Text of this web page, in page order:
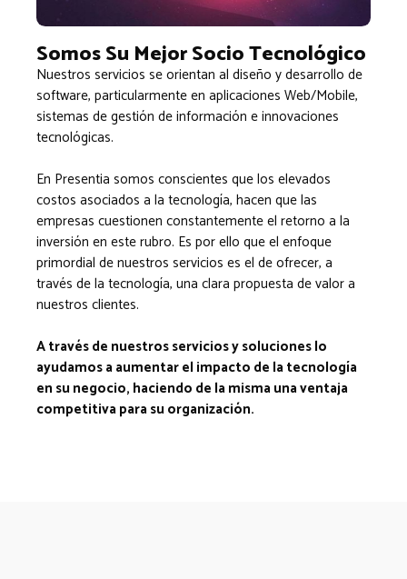
Somos Su Mejor Socio Tecnológico
Nuestros servicios se orientan al diseño y desarrollo de
software, particularmente en aplicaciones Web/Mobile,
sistemas de gestión de información e innovaciones
tecnológicas.
En Presentia somos conscientes que los elevados
costos asociados a la tecnología, hacen que las
empresas cuestionen constantemente el retorno a la
inversión en este rubro. Es por ello que el enfoque
primordial de nuestros servicios es el de ofrecer, a
través de la tecnología, una clara propuesta de valor a
nuestros clientes.
A través de nuestros servicios y soluciones lo
ayudamos a aumentar el impacto de la tecnología
en su negocio, haciendo de la misma una ventaja
competitiva para su organización.